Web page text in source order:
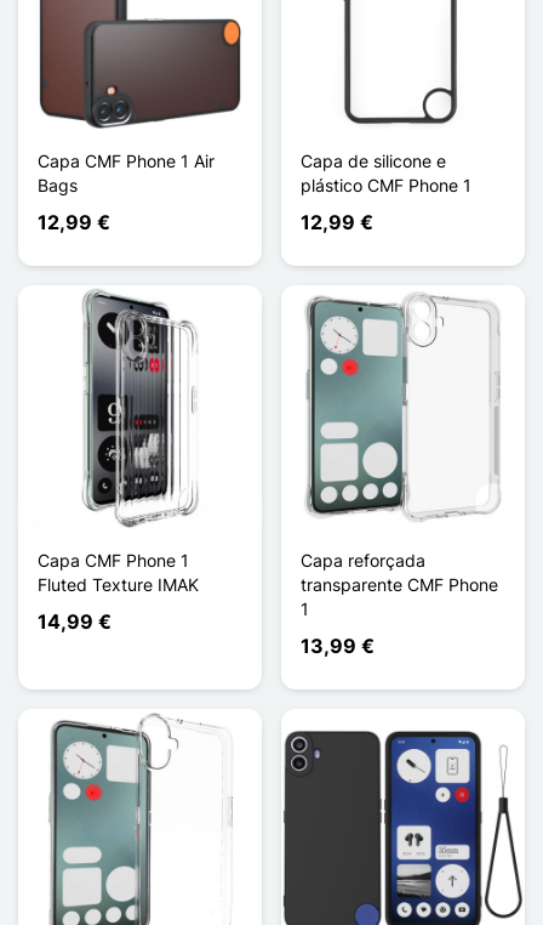
Capa CMF Phone 1 Air
Bags
12,99 €
Capa de silicone e
plástico CMF Phone 1
12,99 €
Capa CMF Phone 1
Fluted Texture IMAK
14,99 €
Capa reforçada
transparente CMF Phone
1
13,99 €